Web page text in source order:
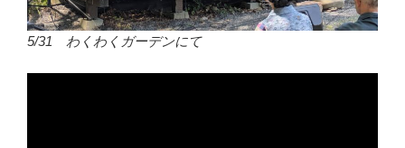
5/31 わくわくガーデンにて